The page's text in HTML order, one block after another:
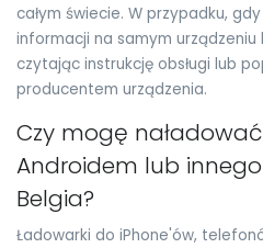
całym świecie. W przypadku,
informacji na samym urządzeniu
czytając instrukcję obsługi lub
producentem urządzenia.
Czy mogę
Androidem lub
Belgia?
Ładowarki do iPhone'ów,